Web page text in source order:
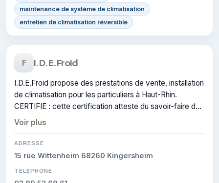
maintenance de système de climatisation
entretien de climatisation réversible
F I.D.E.Froid
I.D.E.Froid propose des prestations de vente, installation
de climatisation pour les particuliers à Haut-Rhin.
CERTIFIE : cette certification atteste du savoir-faire de
l'entreprise.
Voir plus
ADRESSE
15 rue Wittenheim 68260 Kingersheim
TÉLÉPHONE